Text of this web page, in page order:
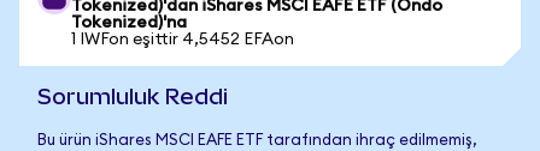
Tokenized)'dan iShares MSCI EAFE ETF (Ondo
Tokenized)'na
1 IWFon eşittir 4,5452 EFAon
Sorumluluk Reddi
Bu ürün iShares MSCI EAFE ETF tarafından ihraç edilmemiş,